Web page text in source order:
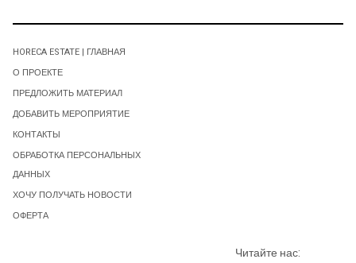
HORECA ESTATE | ГЛАВНАЯ
О ПРОЕКТЕ
ПРЕДЛОЖИТЬ МАТЕРИАЛ
ДОБАВИТЬ МЕРОПРИЯТИЕ
КОНТАКТЫ
ОБРАБОТКА ПЕРСОНАЛЬНЫХ
ДАННЫХ
ХОЧУ ПОЛУЧАТЬ НОВОСТИ
ОФЕРТА
Читайте нас: